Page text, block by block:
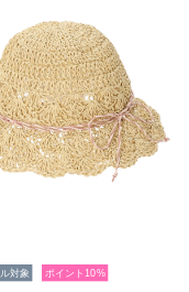
対象 ポイント10%